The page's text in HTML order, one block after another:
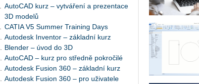
AutoCAD kurz – vytváření a prezentace
3D modelů
CATIA V5 Summer Training Days
Autodesk Inventor – základní kurz
Blender – úvod do 3D
AutoCAD – kurz pro středně pokročilé
Autodesk Fusion 360 – základní kurz
Autodesk Fusion 360 – pro uživatele